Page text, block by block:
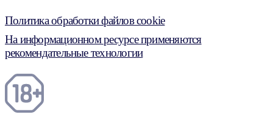
Политика обработки файлов cookie
На информационном ресурсе применяются
рекомендательные технологии